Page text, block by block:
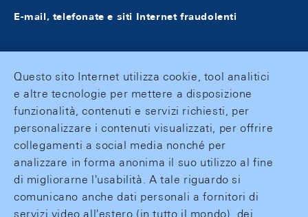
E-mail, telefonate e siti Internet fraudolenti
Questo sito Internet utilizza cookie, tool analitici
e altre tecnologie per mettere a disposizione
funzionalità, contenuti e servizi richiesti, per
personalizzare i contenuti visualizzati, per offrire
collegamenti a social media nonché per
analizzare in forma anonima il suo utilizzo al fine
di migliorarne l'usabilità. A tale riguardo si
comunicano anche dati personali a fornitori di
servizi video all'estero (in tutto il mondo), dei